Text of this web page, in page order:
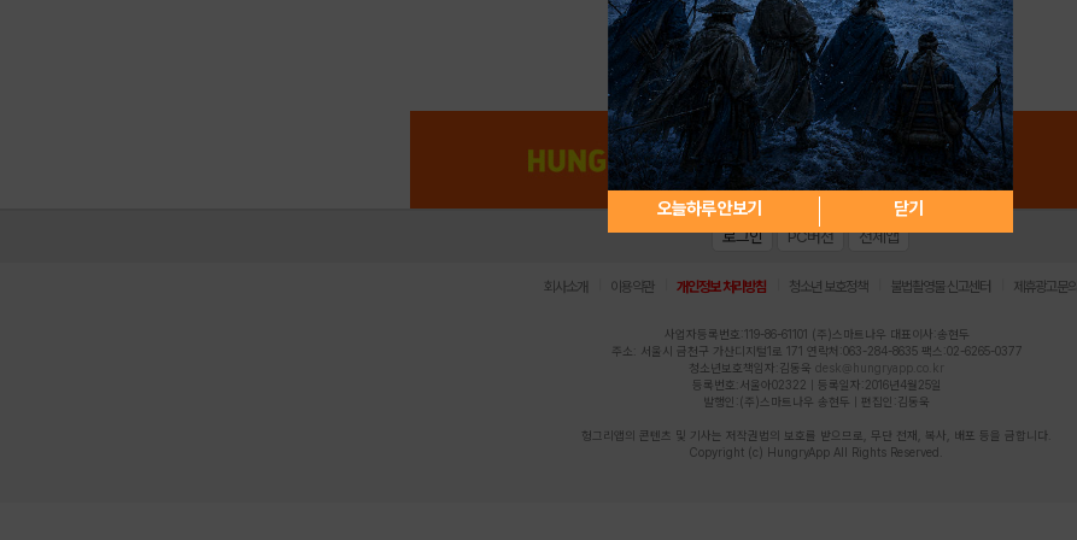
아이디 / 비밀번호 찾기 회원가입
오늘하루 안보기 닫기
로그인 PC버전 전체앱
회사소개 이용약관 개인정보 처리방침 청소년 보호정책 불법촬영물 신고센터 제휴광고문의
사업자등록번호:119-86-61101 (주)스마트나우 대표이사:송현두
주소: 서울시 금천구 가산디지털1로 171 연락처:063-284-8635 팩스:02-6265-0377
청소년보호책임자:김동욱 desk@hungryapp.co.kr
등록번호:서울아02322 | 등록일자:2016년4월25일
발행인:(주)스마트나우 송현두 | 편집인:김동욱
헝그리앱의 콘텐츠 및 기사는 저작권법의 보호를 받으므로, 무단 전재, 복사, 배포 등을 금합니다.
Copyright (c) HungryApp All Rights Reserved.